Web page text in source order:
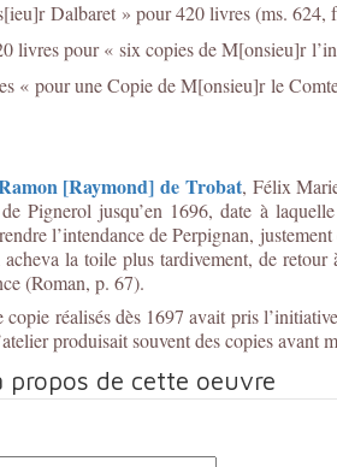
Dalbaret » pour 420 livres (ms. 624,
livres pour « six copies de M[onsieu]r
« pour une Copie de M[onsieu]r le
[Raymond] de Trobat, Félix
Pignerol jusqu’en 1696, date à
l’intendance de Perpignan,
la toile plus tardivement, de
(Roman, p. 67).
réalisés dès 1697 avait pris
produisait souvent des copies
propos de cette oeuvre